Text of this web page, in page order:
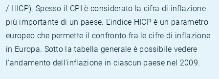
/ HICP). Spesso il CPI è considerato la cifra di inflazione
più importante di un paese. L'indice HICP è un parametro
europeo che permette il confronto fra le cifre di inflazione
in Europa. Sotto la tabella generale è possibile vedere
l'andamento dell'inflazione in ciascun paese nel 2009.